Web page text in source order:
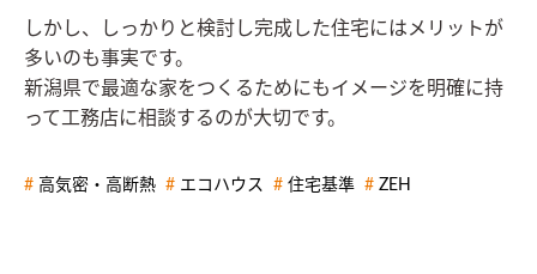
しかし、しっかりと検討し完成した住宅にはメリットが
多いのも事実です。
新潟県で最適な家をつくるためにもイメージを明確に持
って工務店に相談するのが大切です。
高気密・高断熱 エコハウス 住宅基準 ZEH